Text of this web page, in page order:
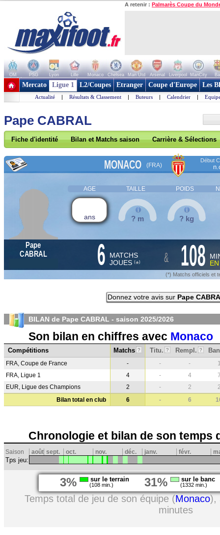
A retenir : Palmarès Coupe du
OM PSG Lyon Lille Monaco Chelsea Man Utd Arsenal Liverpool ManCity
+ de clubs
Mercato Ligue 1 L2/Coupes Etranger Coupe d'Europe Les
Actualité | Résultats & Classement | Buteurs | Calendrier |
Pape CABRAL
Fiche d'identité Bilan et Matchs saison Carrière & Sélections
MONACO (FRA)
Début
AGE TAILLE POIDS
ans ? m ? kg
Pape
CABRAL
6 MATCHS
JOUES (*) & 108
(*) Matchs officiels et
Donnez votre avis sur Pape
BILAN de Pape CABRAL - saison 2025/2026
Son bilan en chiffres avec Monaco
Compétitions Matchs ? Titu. ? Rempl. ?
FRA, Coupe de France - - -
FRA, Ligue 1
4 - 4
EUR, Ligue des Champions
2 - 2
Bilan total en club
6 - 6
Chronologie et bilan de son temps
Saison août sept. oct. nov. déc. janv. févr.
Tps jeu:
3% sur le terrain
(108 min.) 31% sur le banc
(1332 min.)
Temps total de jeu de son équipe (Monaco),
minutes